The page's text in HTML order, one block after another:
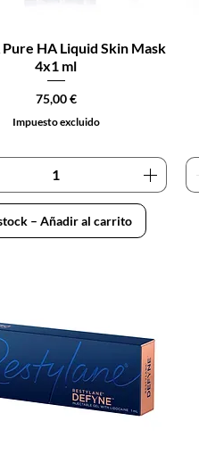
HA Liquid Skin Mask
4x1 ml
Precio
75,00 €
Impuesto excluido
– Añadir al carrito